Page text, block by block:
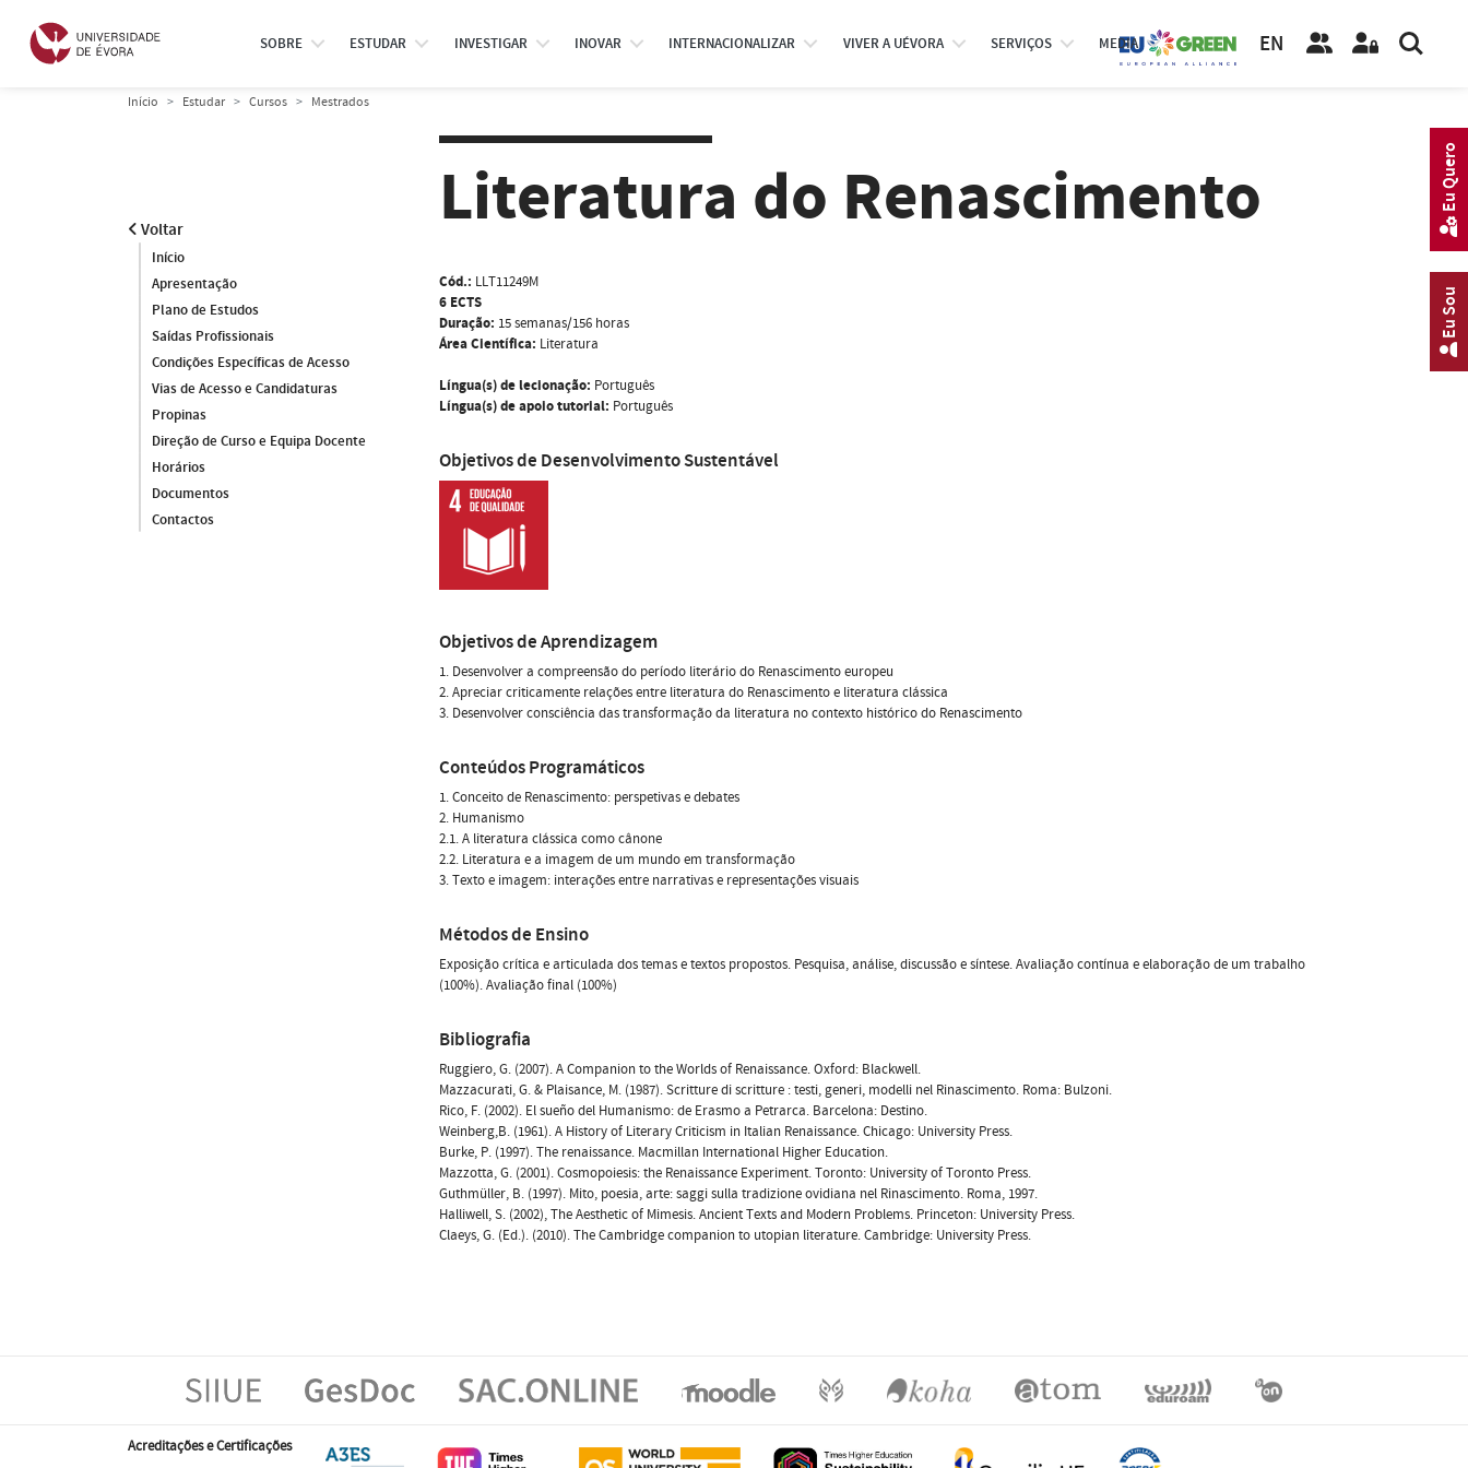
SOBRE ESTUDAR INVESTIGAR INOVAR INTERNACIONALIZAR VIVER A UÉVORA SERVIÇOS MEDIA EN
Início Estudar Cursos Mestrados
Voltar
Início
Apresentação
Plano de Estudos
Saídas Profissionais
Condições Específicas de Acesso
Vias de Acesso e Candidaturas
Propinas
Direção de Curso e Equipa Docente
Horários
Documentos
Contactos
Literatura do Renascimento
Cód.: LLT11249M
6 ECTS
Duração: 15 semanas/156 horas
Área Científica: Literatura
Língua(s) de lecionação: Português
Língua(s) de apoio tutorial: Português
Objetivos de Desenvolvimento Sustentável
Objetivos de Aprendizagem
1. Desenvolver a compreensão do período literário do Renascimento europeu
2. Apreciar criticamente relações entre literatura do Renascimento e literatura clássica
3. Desenvolver consciência das transformação da literatura no contexto histórico do Renascimento
Conteúdos Programáticos
1. Conceito de Renascimento: perspetivas e debates
2. Humanismo
2.1. A literatura clássica como cânone
2.2. Literatura e a imagem de um mundo em transformação
3. Texto e imagem: interações entre narrativas e representações visuais
Métodos de Ensino
Exposição crítica e articulada dos temas e textos propostos. Pesquisa, análise, discussão e síntese. Avaliação contínua e elaboração de um trabalho
(100%). Avaliação final (100%)
Bibliografia
Ruggiero, G. (2007). A Companion to the Worlds of Renaissance. Oxford: Blackwell.
Mazzacurati, G. & Plaisance, M. (1987). Scritture di scritture : testi, generi, modelli nel Rinascimento. Roma: Bulzoni.
Rico, F. (2002). El sueño del Humanismo: de Erasmo a Petrarca. Barcelona: Destino.
Weinberg,B. (1961). A History of Literary Criticism in Italian Renaissance. Chicago: University Press.
Burke, P. (1997). The renaissance. Macmillan International Higher Education.
Mazzotta, G. (2001). Cosmopoiesis: the Renaissance Experiment. Toronto: University of Toronto Press.
Guthmüller, B. (1997). Mito, poesia, arte: saggi sulla tradizione ovidiana nel Rinascimento. Roma, 1997.
Halliwell, S. (2002), The Aesthetic of Mimesis. Ancient Texts and Modern Problems. Princeton: University Press.
Claeys, G. (Ed.). (2010). The Cambridge companion to utopian literature. Cambridge: University Press.
Acreditações e Certificações
Eu Sou
Eu Quero